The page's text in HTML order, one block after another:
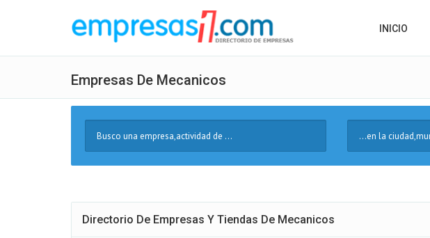
INICIO
Empresas De Mecanicos
Texto
Directorio De Empresas Y Tiendas De Mecanicos